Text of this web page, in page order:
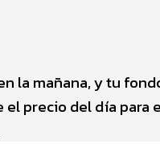
la mañana, y tu
el precio del día